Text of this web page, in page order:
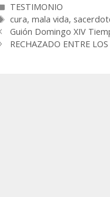
Categorías
TESTIMONIO
Etiquetas
cura,mala vida,
Guión Domingo XIV
RECHAZADO ENTRE